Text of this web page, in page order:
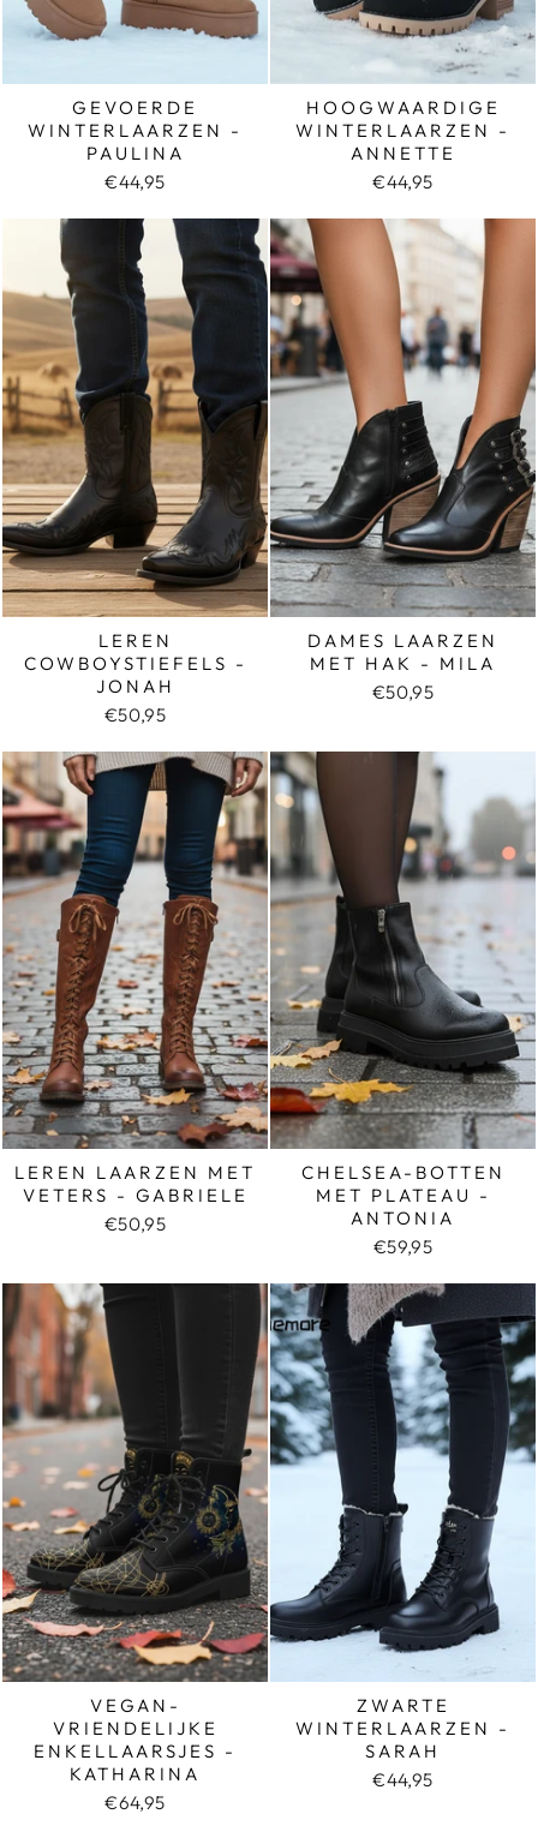
GEVOERDE
WINTERLAARZEN -
PAULINA
€44,95
HOOGWAARDIGE
WINTERLAARZEN -
ANNETTE
€44,95
LEREN
COWBOYSTIEFELS -
JONAH
€50,95
DAMES LAARZEN
MET HAK - MILA
€50,95
LEREN LAARZEN MET
VETERS - GABRIELE
€50,95
CHELSEA-BOTTEN
MET PLATEAU -
ANTONIA
€59,95
VEGAN-
VRIENDELIJKE
ENKELLAARSJES -
KATHARINA
€64,95
ZWARTE
WINTERLAARZEN -
SARAH
€44,95